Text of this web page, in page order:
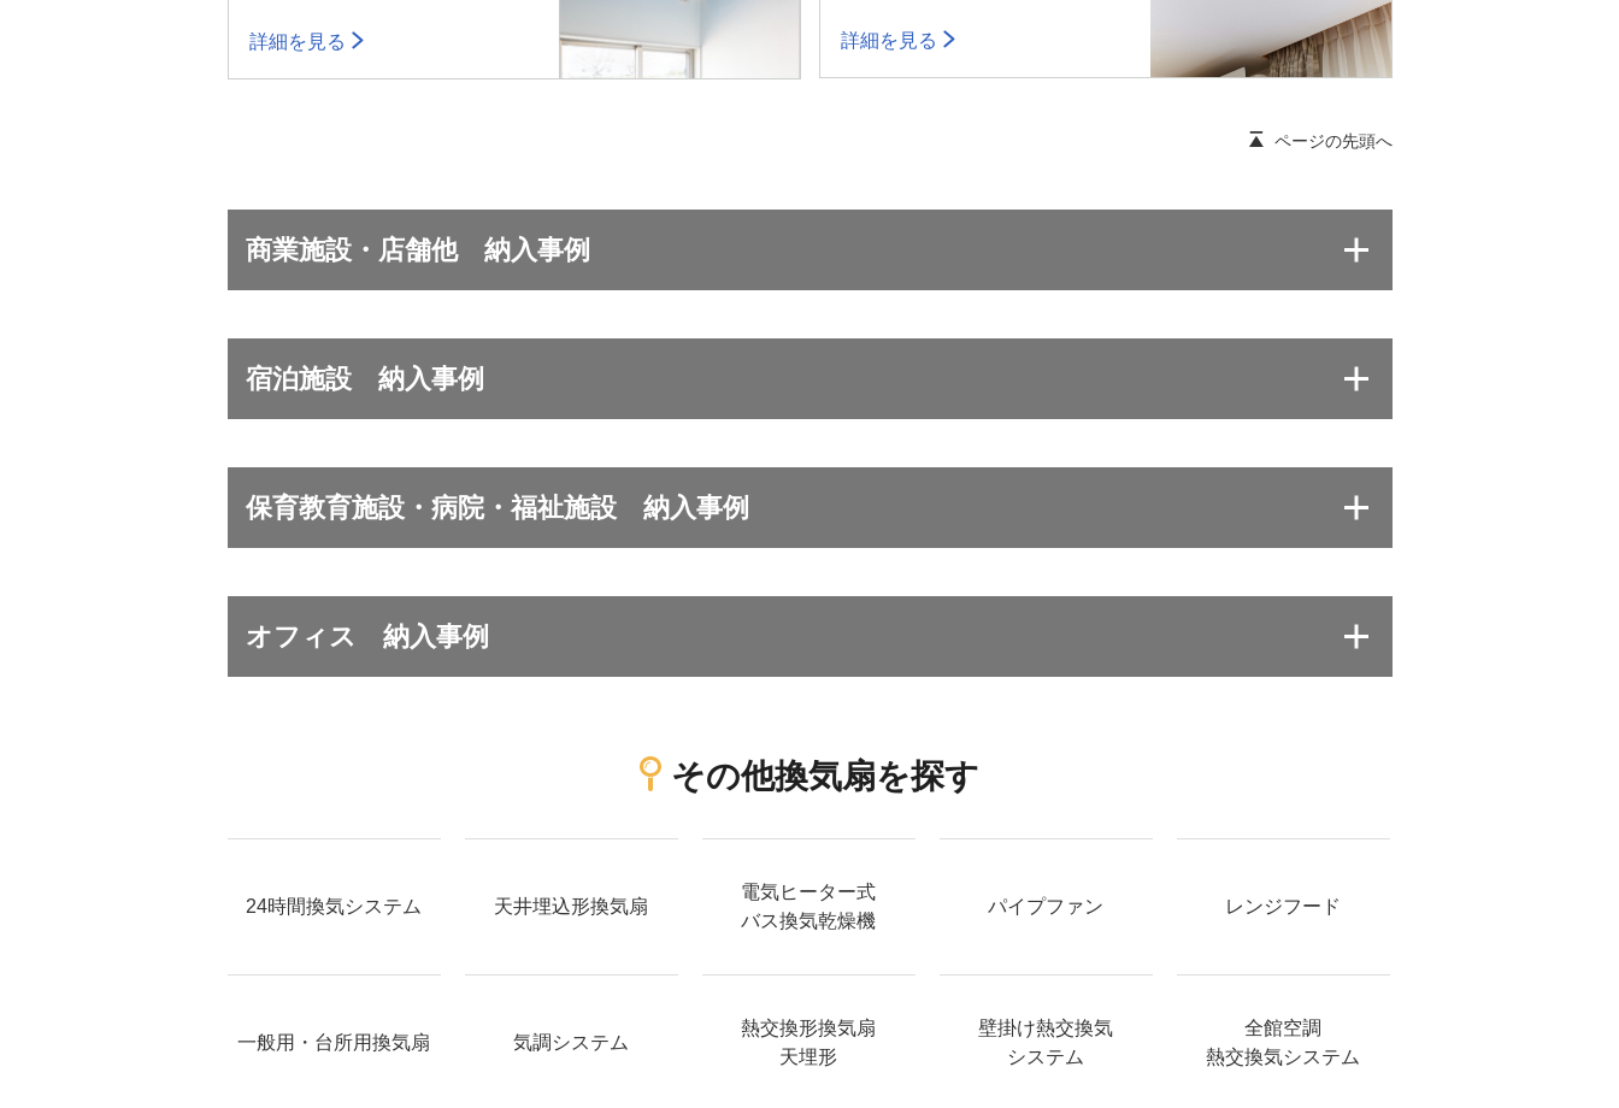
詳細を見る 詳細を見る
ページの先頭へ
商業施設・店舗他 納入事例
宿泊施設 納入事例
保育教育施設・病院・福祉施設 納入事例
オフィス 納入事例
その他換気扇を探す
24時間換気システム 天井埋込形換気扇
電気ヒーター式
バス換気乾燥機
パイプファン レンジフード
一般用・台所用換気扇 気調システム
熱交換形換気扇
天埋形
壁掛け熱交換気
システム
全館空調
熱交換気システム